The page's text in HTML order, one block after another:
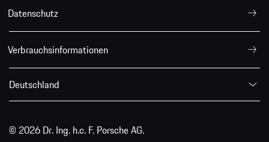
Datenschutz
Verbrauchsinformationen
Deutschland
© 2026 Dr. Ing. h.c. F. Porsche AG.